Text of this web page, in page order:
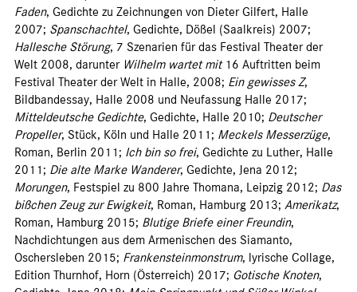
Faden, Gedichte zu Zeichnungen von Dieter Gilfert, Halle
2007; Spanschachtel, Gedichte, Dößel (Saalkreis) 2007;
Hallesche Störung, 7 Szenarien für das Festival Theater der
Welt 2008, darunter Wilhelm wartet mit 16 Auftritten beim
Festival Theater der Welt in Halle, 2008; Ein gewisses Z,
Bildbandessay, Halle 2008 und Neufassung Halle 2017;
Mitteldeutsche Gedichte, Gedichte, Halle 2010; Deutscher
Propeller, Stück, Köln und Halle 2011; Meckels Messerzüge,
Roman, Berlin 2011; Ich bin so frei, Gedichte zu Luther, Halle
2011; Die alte Marke Wanderer, Gedichte, Jena 2012;
Morungen, Festspiel zu 800 Jahre Thomana, Leipzig 2012; Das
bißchen Zeug zur Ewigkeit, Roman, Hamburg 2013; Amerikatz,
Roman, Hamburg 2015; Blutige Briefe einer Freundin,
Nachdichtungen aus dem Armenischen des Siamanto,
Oschersleben 2015; Frankensteinmonstrum, lyrische Collage,
Edition Thurnhof, Horn (Österreich) 2017; Gotische Knoten,